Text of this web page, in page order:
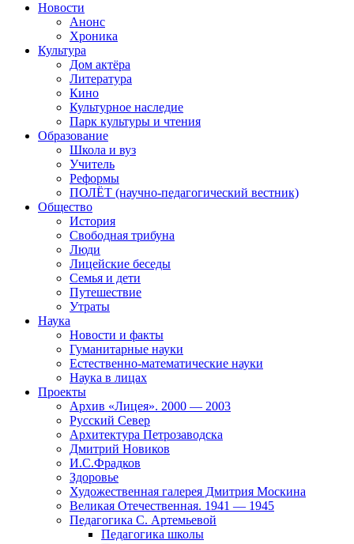
Новости
Анонс
Хроника
Культура
Дом актёра
Литература
Кино
Культурное наследие
Парк культуры и чтения
Образование
Школа и вуз
Учитель
Реформы
ПОЛЁТ (научно-педагогический вестник)
Общество
История
Свободная трибуна
Люди
Лицейские беседы
Семья и дети
Путешествие
Утраты
Наука
Новости и факты
Гуманитарные науки
Естественно-математические науки
Наука в лицах
Проекты
Архив «Лицея». 2000 — 2003
Русский Север
Архитектура Петрозаводска
Дмитрий Новиков
И.С.Фрадков
Здоровье
Художественная галерея Дмитрия Москина
Великая Отечественная. 1941 — 1945
Педагогика С. Артемьевой
Педагогика школы